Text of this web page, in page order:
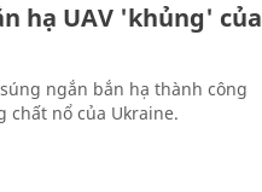
hạ UAV 'khủng' của
ngắn bắn hạ thành công
chất nổ của Ukraine.